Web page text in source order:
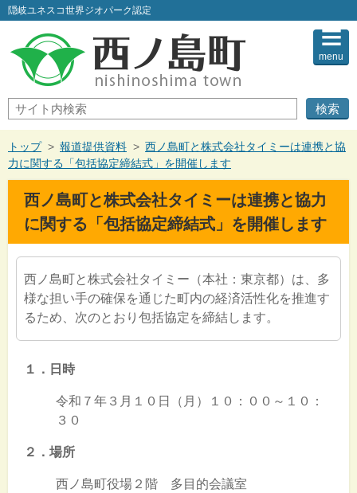
このページの本文へ
隠岐ユネスコ世界ジオパーク認定
サ
イ
ト
内
検
索
menu
現
在
の
トップ > 報道提供資料 > 西ノ島町と株式会社タイミーは連携と協
力に関する「包括協定締結式」を開催します
西ノ島町と株式会社タイミーは連携と協力
に関する「包括協定締結式」を開催します
西ノ島町と株式会社タイミー（本社：東京都）は、多
様な担い手の確保を通じた町内の経済活性化を推進す
るため、次のとおり包括協定を締結します。
１．日時
令和７年３月１０日（月）１０：００～１０：
３０
２．場所
西ノ島町役場２階 多目的会議室